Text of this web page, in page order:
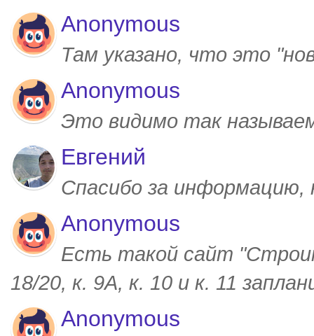
Anonymous
Там указано, что это
Anonymous
Это видимо так
Евгений
Спасибо за
Anonymous
Есть такой сайт
18/20, к. 9А, к. 10 и к. 11
Anonymous